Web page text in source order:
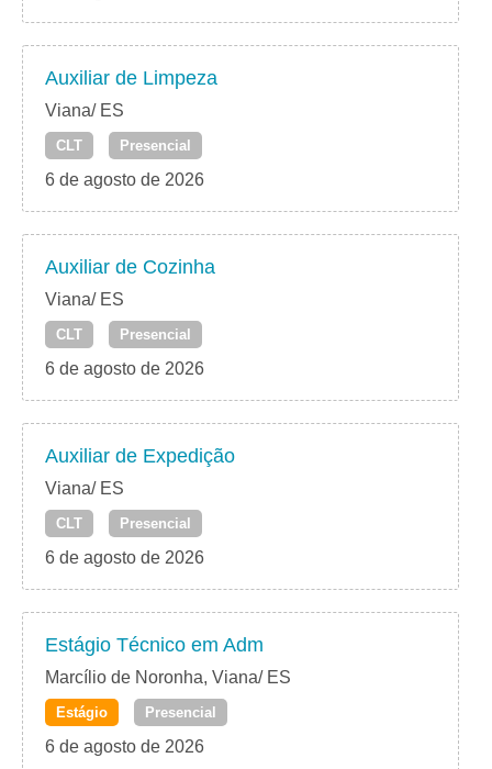
Auxiliar de Limpeza
Viana/ ES
CLT Presencial
6 de agosto de 2026
Auxiliar de Cozinha
Viana/ ES
CLT Presencial
6 de agosto de 2026
Auxiliar de Expedição
Viana/ ES
CLT Presencial
6 de agosto de 2026
Estágio Técnico em Adm
Marcílio de Noronha, Viana/ ES
Estágio Presencial
6 de agosto de 2026